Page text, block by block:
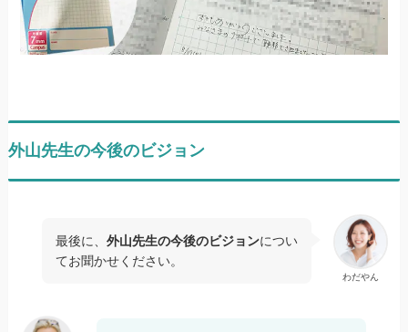
外山先生の今後のビジョン
わだやん
最後に、 外山先生の今後のビジョンについ
てお聞かせください。